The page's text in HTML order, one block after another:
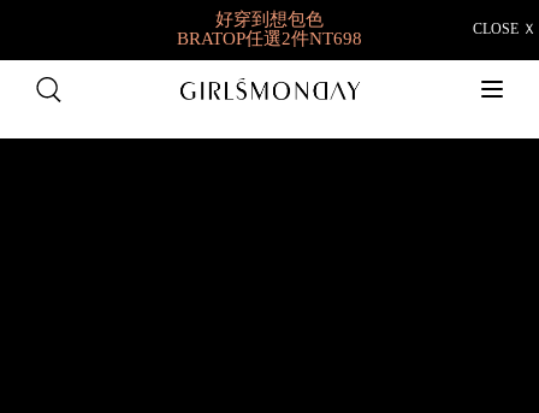
CLOSE Ｘ
好穿到想包色
BRATOP任選2件NT698
快閃限定👉羽彈棉
1件9折/2件88折/3件85折
✨獨家新品就在這✨